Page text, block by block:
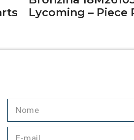
Lycoming – Piece